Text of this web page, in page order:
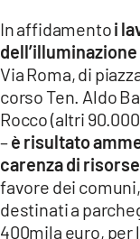
In affidamentoi
Via Roma, di
corso Ten. Aldo
Rocco (altri
–è risultato
carenza di
favore dei
destinati a
400mila euro, per